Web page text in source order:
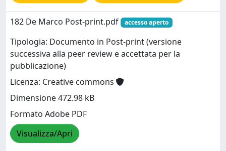
182 De Marco Post-print.pdf accesso aperto
Tipologia: Documento in Post-print (versione
successiva alla peer review e accettata per la
pubblicazione)
Licenza: Creative commons
Dimensione 472.98 kB
Formato Adobe PDF
Visualizza/Apri